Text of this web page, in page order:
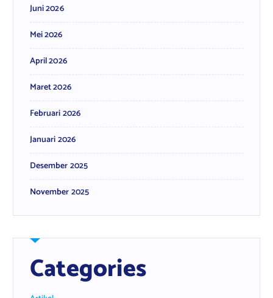
Juni 2026
Mei 2026
April 2026
Maret 2026
Februari 2026
Januari 2026
Desember 2025
November 2025
Categories